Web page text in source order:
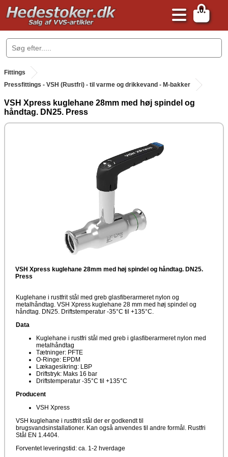
0
.
Fittings
Pressfittings - VSH (Rustfri) - til varme og drikkevand - M-bakker
VSH Xpress kuglehane 28mm med høj spindel og
håndtag. DN25. Press
VSH Xpress kuglehane 28mm med høj spindel og håndtag. DN25.
Press
Kuglehane i rustfrit stål med greb glasfiberarmeret nylon og
metalhåndtag. VSH Xpress kuglehane 28 mm med høj spindel og
håndtag. DN25. Driftstemperatur -35°C til +135°C.
Data
Kuglehane i rustfri stål med greb i glasfiberarmeret nylon med
metalhåndtag
Tætninger: PFTE
O-Ringe: EPDM
Lækagesikring: LBP
Driftstryk: Maks 16 bar
Driftstemperatur -35°C til +135°C
Producent
VSH Xpress
VSH kuglehane i rustfrit stål der er godkendt til
brugsvandsinstallationer. Kan også anvendes til andre formål. Rustfri
Stål EN 1.4404.
Forventet leveringstid: ca. 1-2 hverdage